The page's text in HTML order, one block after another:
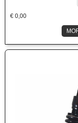
€ 0,00